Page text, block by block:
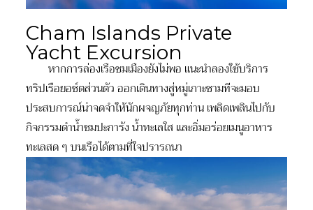
Cham Islands Private
Yacht Excursion
หากการล่องเรือชมเมืองยังไม่พอ แนะนำลองใช้บริการ
ทริปเรือยอช์ตส่วนตัว ออกเดินทางสู่หมู่เกาะชามทีจะมอบ
ประสบการณ์น่าจดจำให้นักผจญภัยทุกท่าน เพลิดเพลินไปกับ
กิจกรรมดำน้ำชมปะการัง น้ำทะเลใส และอิ่มอร่อยเมนูอาหาร
ทะเลสด ๆ บนเรือได้ตามที่ใจปรารถนา